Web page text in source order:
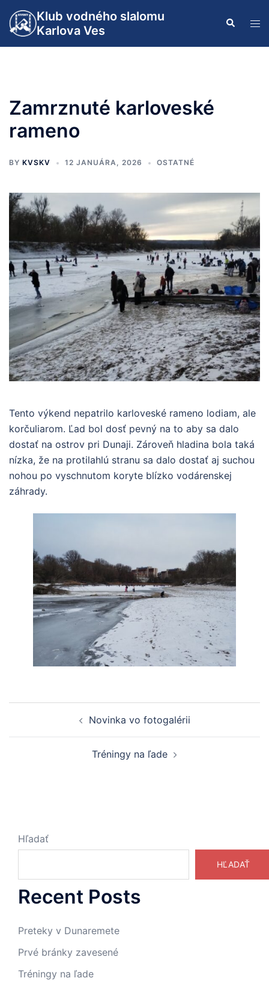
Preskočiť
na
obsah
Klub vodného slalomu
Karlova Ves
Search
Zamrznuté karloveské
rameno
BY KVSKV 12 JANUÁRA, 2026 OSTATNÉ
Tento výkend nepatrilo karloveské rameno lodiam, ale
korčuliarom. Ľad bol dosť pevný na to aby sa dalo
dostať na ostrov pri Dunaji. Zároveň hladina bola taká
nízka, že na protilahlú stranu sa dalo dostať aj suchou
nohou po vyschnutom koryte blízko vodárenskej
záhrady.
Novinka vo fotogalérii
Tréningy na ľade
Hľadať
HĽADAŤ
Recent Posts
Preteky v Dunaremete
Prvé bránky zavesené
Tréningy na ľade